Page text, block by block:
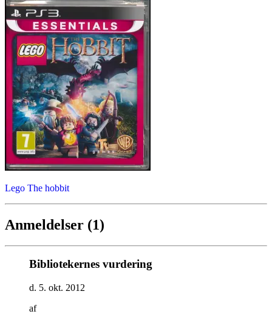
Lego The hobbit
Anmeldelser (1)
Bibliotekernes vurdering
d. 5. okt. 2012
af